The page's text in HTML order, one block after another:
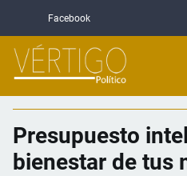
Facebook
Presupuesto
bienestar de tus